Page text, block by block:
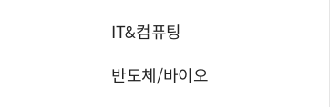
IT&컴퓨팅
반도체/바이오